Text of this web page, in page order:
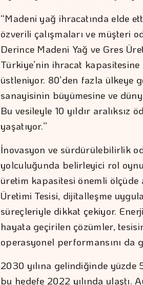
“Madeni yağ ihracatında elde
özverili çalışmaları ve müşteri
Derince Madeni Yağ ve Gres
Türkiye’nin ihracat
üstleniyor. 80’den fazla ülkeye
sanayisinin büyümesine ve
Bu vesileyle 10 yıldır
yaşatıyor.”
İnovasyon ve sürdürülebilirlik
yolculuğunda belirleyici rol
üretim kapasitesi önemli ölçüde
Üretimi Tesisi, dijitalleşme
süreçleriyle dikkat çekiyor.
hayata geçirilen çözümler,
operasyonel performansını da
2030 yılına gelindiğinde
bu hedefe 2022 yılında ulaştı.